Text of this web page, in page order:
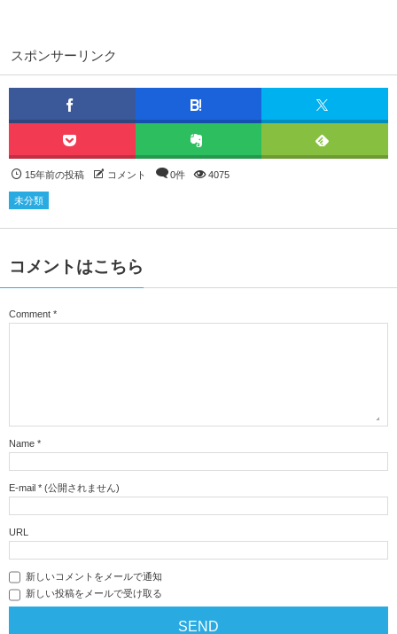
スポンサーリンク
15年前の投稿 コメント 0件 4075
未分類
コメントはこちら
Comment *
Name *
E-mail * (公開されません)
URL
新しいコメントをメールで通知
新しい投稿をメールで受け取る